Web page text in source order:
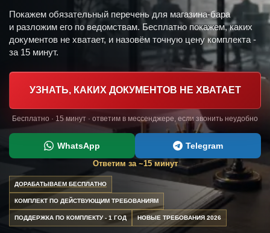
Покажем обязательный перечень для магазина-бара
и разложим его по ведомствам. Бесплатно покажем, каких
документов не хватает, и назовём точную цену комплекта -
за 15 минут.
УЗНАТЬ, КАКИХ ДОКУМЕНТОВ НЕ ХВАТАЕТ
Бесплатно · 15 минут · ответим в мессенджере, если звонить неудобно
WhatsApp Telegram
Ответим за ~15 минут
ДОРАБАТЫВАЕМ БЕСПЛАТНО
КОМПЛЕКТ ПО ДЕЙСТВУЮЩИМ ТРЕБОВАНИЯМ
ПОДДЕРЖКА ПО КОМПЛЕКТУ - 1 ГОД НОВЫЕ ТРЕБОВАНИЯ 2026